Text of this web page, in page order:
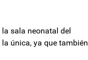
sala neonatal del
única, ya que también